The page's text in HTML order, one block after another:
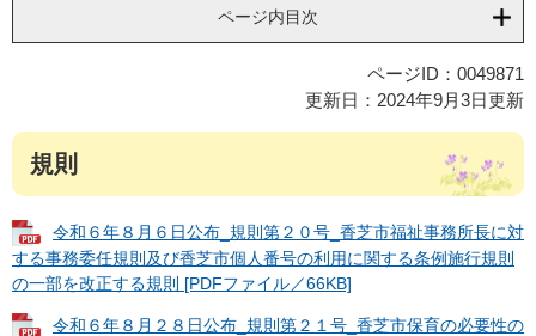
ページ内目次
ページID：0049871
更新日：2024年9月3日更新
規則
令和６年８月６日公布_規則第２０号_香芝市福祉事務所長に対
する事務委任規則及び香芝市個人番号の利用に関する条例施行規則
の一部を改正する規則 [PDFファイル／66KB]
令和６年８月２８日公布_規則第２１号_香芝市保育の必要性の